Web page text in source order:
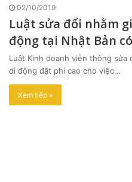
02/10/2019
Luật sửa đổi nhằm
động tại Nhật Bản
Luật Kinh doanh viễn thông sửa
di động đặt phí cao cho việc…
Xem tiếp »